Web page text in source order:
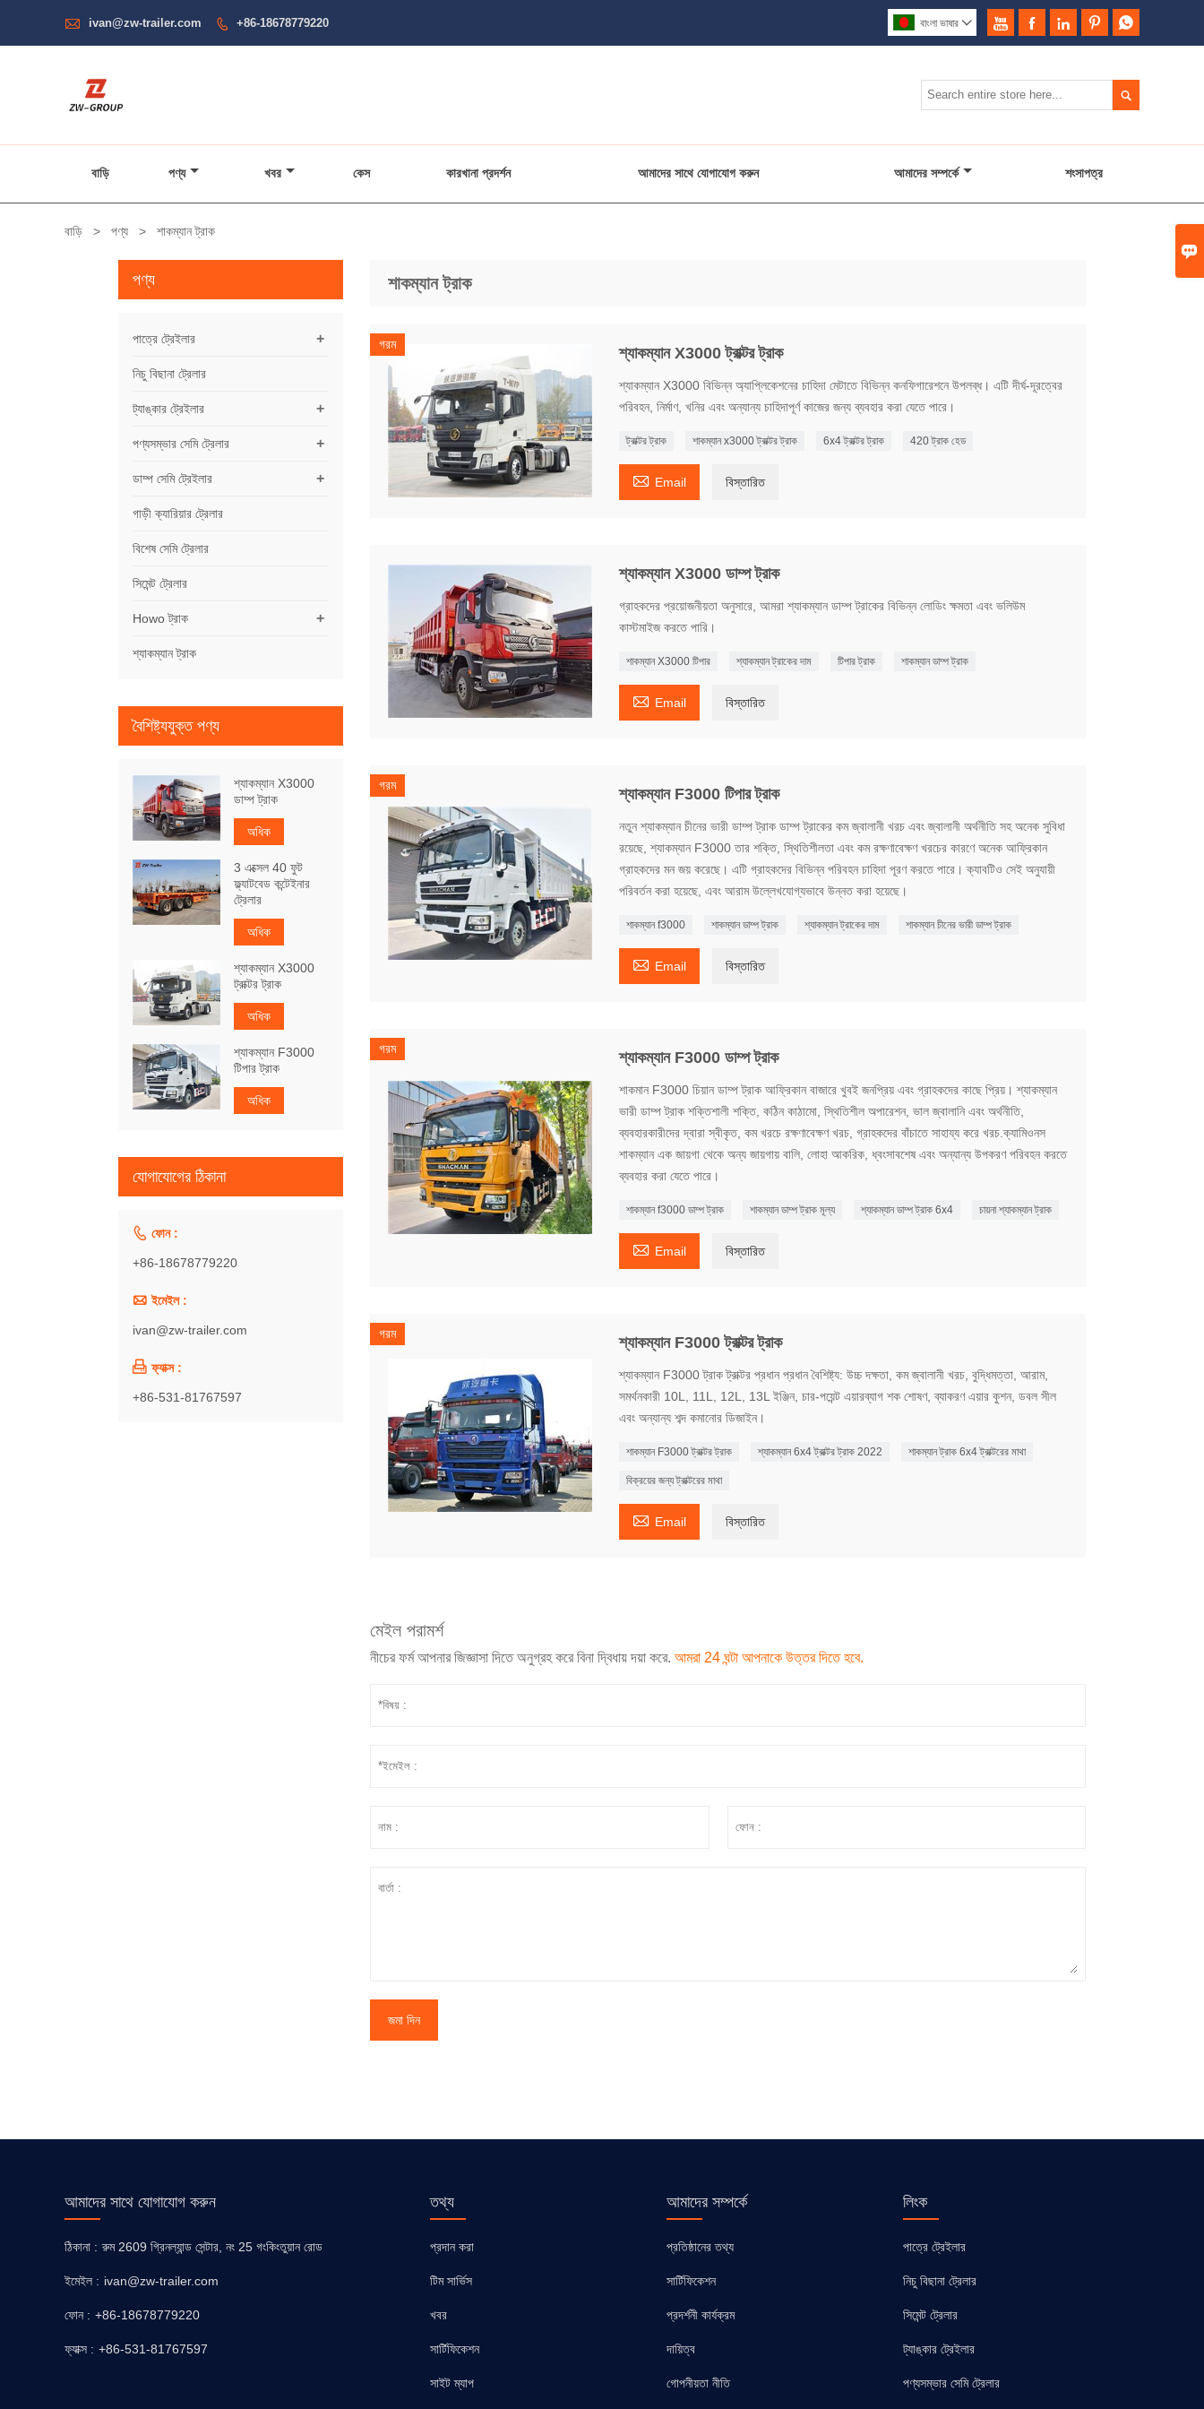

 ivan@zw-trailer.com  +86-18678779220     
বাংলা ভাষার 

বাড়ি পণ্য খবর কেস কারখানা প্রদর্শন আমাদের সাথে যোগাযোগ করুন আমাদের সম্পর্কে শংসাপত্র
বাড়ি > পণ্য > শাকম্যান ট্রাক
শাকম্যান ট্রাক
গরম শ্যাকম্যান X3000 ট্রাক্টর ট্রাক
শ্যাকম্যান X3000 বিভিন্ন অ্যাপ্লিকেশনের চাহিদা মেটাতে বিভিন্ন কনফিগারেশনে উপলব্ধ। এটি দীর্ঘ-দূরত্বের
পরিবহন, নির্মাণ, খনির এবং অন্যান্য চাহিদাপূর্ণ কাজের জন্য ব্যবহার করা যেতে পারে।
ট্রাক্টর ট্রাক শাকম্যান x3000 ট্রাক্টর ট্রাক 6x4 ট্রাক্টর ট্রাক 420 ট্রাক হেড
 Email বিস্তারিত
শ্যাকম্যান X3000 ডাম্প ট্রাক
গ্রাহকদের প্রয়োজনীয়তা অনুসারে, আমরা শ্যাকম্যান ডাম্প ট্রাকের বিভিন্ন লোডিং ক্ষমতা এবং ভলিউম
কাস্টমাইজ করতে পারি।
শাকম্যান X3000 টিপার শ্যাকম্যান ট্রাকের দাম টিপার ট্রাক শাকম্যান ডাম্প ট্রাক
 Email বিস্তারিত
গরম শ্যাকম্যান F3000 টিপার ট্রাক
নতুন শ্যাকম্যান চীনের ভারী ডাম্প ট্রাক ডাম্প ট্রাকের কম জ্বালানী খরচ এবং জ্বালানী অর্থনীতি সহ অনেক সুবিধা
রয়েছে, শ্যাকম্যান F3000 তার শক্তি, স্থিতিশীলতা এবং কম রক্ষণাবেক্ষণ খরচের কারণে অনেক আফ্রিকান
গ্রাহকদের মন জয় করেছে। এটি গ্রাহকদের বিভিন্ন পরিবহন চাহিদা পূরণ করতে পারে। ক্যাবটিও সেই অনুযায়ী
পরিবর্তন করা হয়েছে, এবং আরাম উল্লেখযোগ্যভাবে উন্নত করা হয়েছে।
শাকম্যান f3000 শাকম্যান ডাম্প ট্রাক শ্যাকম্যান ট্রাকের দাম শাকম্যান চীনের ভারী ডাম্প ট্রাক
 Email বিস্তারিত
গরম শ্যাকম্যান F3000 ডাম্প ট্রাক
শাকমান F3000 চিয়ান ডাম্প ট্রাক আফ্রিকান বাজারে খুবই জনপ্রিয় এবং গ্রাহকদের কাছে প্রিয়। শ্যাকম্যান
ভারী ডাম্প ট্রাক শক্তিশালী শক্তি, কঠিন কাঠামো, স্থিতিশীল অপারেশন, ভাল জ্বালানি এবং অর্থনীতি,
ব্যবহারকারীদের দ্বারা স্বীকৃত, কম খরচে রক্ষণাবেক্ষণ খরচ, গ্রাহকদের বাঁচাতে সাহায্য করে খরচ.ক্যামিওনস
শাকম্যান এক জায়গা থেকে অন্য জায়গায় বালি, লোহা আকরিক, ধ্বংসাবশেষ এবং অন্যান্য উপকরণ পরিবহন করতে
ব্যবহার করা যেতে পারে।
শাকম্যান f3000 ডাম্প ট্রাক শাকম্যান ডাম্প ট্রাক মূল্য শ্যাকম্যান ডাম্প ট্রাক 6x4 চায়না শ্যাকম্যান ট্রাক
 Email বিস্তারিত
গরম শ্যাকম্যান F3000 ট্রাক্টর ট্রাক
শ্যাকম্যান F3000 ট্রাক ট্রাক্টর প্রধান প্রধান বৈশিষ্ট্য: উচ্চ দক্ষতা, কম জ্বালানী খরচ, বুদ্ধিমত্তা, আরাম,
সমর্থনকারী 10L, 11L, 12L, 13L ইঞ্জিন, চার-পয়েন্ট এয়ারব্যাগ শক শোষণ, ব্যাকরণ এয়ার কুশন, ডবল সীল
এবং অন্যান্য শব্দ কমানোর ডিজাইন।
শাকম্যান F3000 ট্রাক্টর ট্রাক শ্যাকম্যান 6x4 ট্রাক্টর ট্রাক 2022 শাকম্যান ট্রাক 6x4 ট্রাক্টরের মাথা
বিক্রয়ের জন্য ট্রাক্টরের মাথা
 Email বিস্তারিত
মেইল পরামর্শ
নীচের ফর্ম আপনার জিজ্ঞাসা দিতে অনুগ্রহ করে বিনা দ্বিধায় দয়া করে. আমরা 24 ঘন্টা আপনাকে উত্তর দিতে হবে.
জমা দিন
পণ্য
+
পাত্রে ট্রেইলার
নিচু বিছানা ট্রেলার
+
ট্যাঙ্কার ট্রেইলার
+
পণ্যসম্ভার সেমি ট্রেলার
+
ডাম্প সেমি ট্রেইলার
গাড়ী ক্যারিয়ার ট্রেলার
বিশেষ সেমি ট্রেলার
সিমেন্ট ট্রেলার
+
Howo ট্রাক
শ্যাকম্যান ট্রাক
বৈশিষ্ট্যযুক্ত পণ্য
শ্যাকম্যান X3000
ডাম্প ট্রাক
অধিক
3 এক্সেল 40 ফুট
ফ্ল্যাটবেড কন্টেইনার
ট্রেলার
অধিক
শ্যাকম্যান X3000
ট্রাক্টর ট্রাক
অধিক
শ্যাকম্যান F3000
টিপার ট্রাক
অধিক
যোগাযোগের ঠিকানা
 ফোন :
+86-18678779220
 ইমেইল :
ivan@zw-trailer.com
 ফ্যাক্স :
+86-531-81767597
আমাদের সাথে যোগাযোগ করুন
ঠিকানা : রুম 2609 গ্রিনল্যান্ড সেন্টার, নং 25 গংকিংতুয়ান রোড
ইমেইল : ivan@zw-trailer.com
ফোন : +86-18678779220
ফ্যাক্স : +86-531-81767597
তথ্য
প্রদান করা
টিম সার্ভিস
খবর
সার্টিফিকেশন
সাইট ম্যাপ
আমাদের সম্পর্কে
প্রতিষ্ঠানের তথ্য
সার্টিফিকেশন
প্রদর্শনী কার্যক্রম
দায়িত্ব
গোপনীয়তা নীতি
লিংক
পাত্রে ট্রেইলার
নিচু বিছানা ট্রেলার
সিমেন্ট ট্রেলার
ট্যাঙ্কার ট্রেইলার
পণ্যসম্ভার সেমি ট্রেলার